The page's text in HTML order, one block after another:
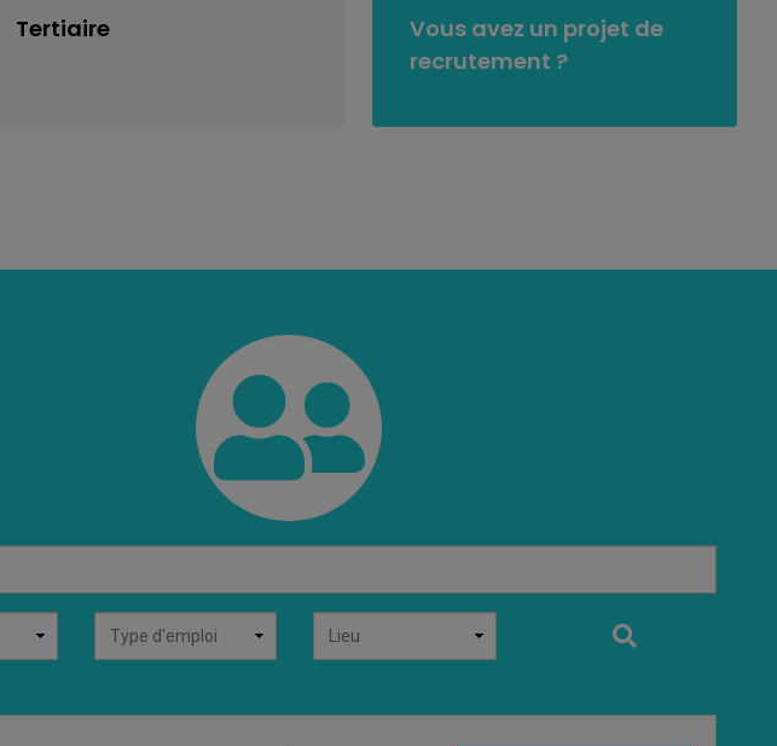
Tertiaire
Vous avez un projet de
recrutement ?